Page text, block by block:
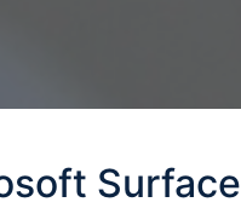
Surface